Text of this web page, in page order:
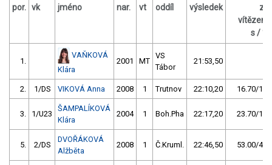
por. vk jméno nar. vt oddíl výsledek
za
vítězem
s / %
1.
VAŇKOVÁ
Klára
2001 MT
VS
Tábor
21:53,50
2. 1/DS VIKOVÁ Anna 2008 1 Trutnov 22:10,20 16.70/1,3
3. 1/U23
ŠAMPALÍKOVÁ
Klára
2004 1 Boh.Pha 22:17,20 23.70/1,8
5. 2/DS
DVOŘÁKOVÁ
Alžběta
2008 1 Č.Kruml. 22:46,50 53.00/4,0